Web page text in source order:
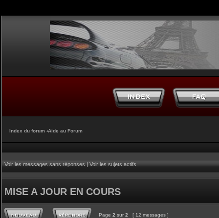
Index du forum ‹Aide au Forum
Voir les messages sans réponses|Voir les sujets actifs
MISE A JOUR EN COURS
Page 2 sur 2 [ 12 messages ]